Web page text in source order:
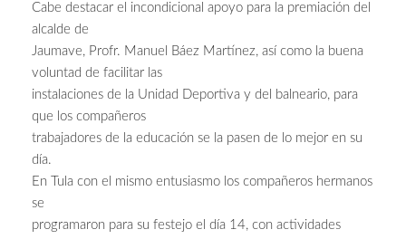
Cabe destacar el incondicional apoyo para la premiación del
alcalde de
Jaumave, Profr. Manuel Báez Martínez, así como la buena
voluntad de facilitar las
instalaciones de la Unidad Deportiva y del balneario, para
que los compañeros
trabajadores de la educación se la pasen de lo mejor en su
día.
En Tula con el mismo entusiasmo los compañeros hermanos
se
programaron para su festejo el día 14, con actividades